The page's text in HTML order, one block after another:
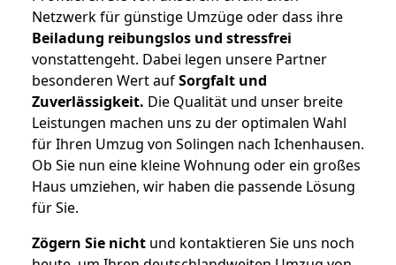
Netzwerk für günstige Umzüge oder dass ihre
Beiladung reibungslos und stressfrei
vonstattengeht. Dabei legen unsere Partner
besonderen Wert aufSorgfalt und
Zuverlässigkeit. Die Qualität und unser breite
Leistungen machen uns zu der optimalen Wahl
für Ihren Umzug von Solingen nach Ichenhausen.
Ob Sie nun eine kleine Wohnung oder ein großes
Haus umziehen, wir haben die passende Lösung
für Sie.
Zögern Sie nicht und kontaktieren Sie uns noch